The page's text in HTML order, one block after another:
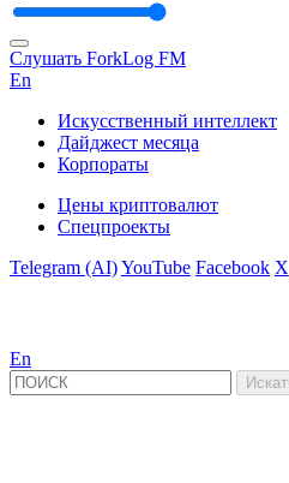
Слушать ForkLog FM
En
Искусственный интеллект
Дайджест месяца
Корпораты
Цены криптовалют
Спецпроекты
Telegram (AI)YouTube Facebook X
En